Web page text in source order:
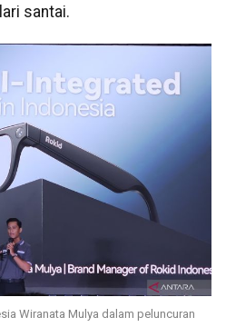
santai.
Wiranata Mulya dalam peluncuran